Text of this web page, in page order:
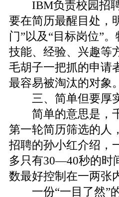
IBM负责校园招聘
要在简历最醒目处，
门”以及“目标岗位”
技能、经验、兴趣等
毛胡子一把抓的申请
最容易被淘汰的对象。
三、简单但要厚
简单的意思是，千
第一轮简历筛选的人
招聘的孙小红介绍，
多只有30—40秒的时
数最好控制在一两张
一份“一目了然”的